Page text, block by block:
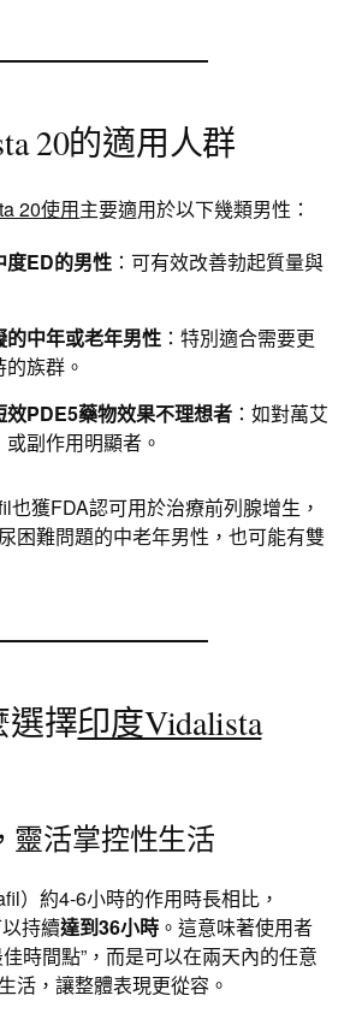
20的適用人群
20使用主要適用於以下幾類男性：
度ED的男性 ：可有效改善勃起質量與
的中年或老年男性 ：特別適合需要更
族群。
效PDE5藥物效果不理想者 ：如對萬艾
副作用明顯者。
也獲FDA認可用於治療前列腺增生，
困難問題的中老年男性，也可能有雙
選擇印度Vidalista
靈活掌控性生活
）約4-6小時的作用時長相比，
持續達到36小時 。這意味著使用者
時間點”，而是可以在兩天內的任意
活，讓整體表現更從容。